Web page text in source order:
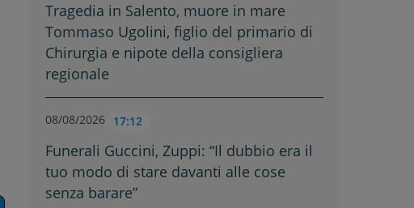
Tragedia in Salento, muore in mare
Tommaso Ugolini, figlio del primario di
Chirurgia e nipote della consigliera
regionale
08/08/2026 17:12
Funerali Guccini, Zuppi: “Il dubbio era il
tuo modo di stare davanti alle cose
senza barare”